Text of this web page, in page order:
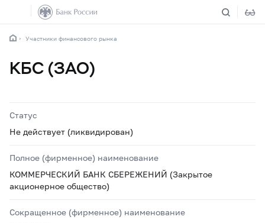
Участники финансового рынка
КБС (ЗАО)
Статус
Не действует (ликвидирован)
Полное (фирменное) наименование
КОММЕРЧЕСКИЙ БАНК СБЕРЕЖЕНИЙ (Закрытое
акционерное общество)
Сокращенное (фирменное) наименование